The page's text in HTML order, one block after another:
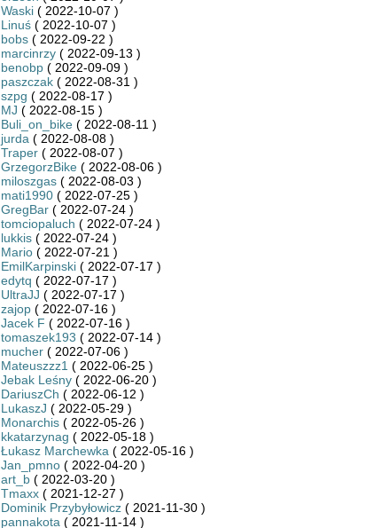
Waski( 2022-10-07 )
Linuś( 2022-10-07 )
bobs( 2022-09-22 )
marcinrzy( 2022-09-13 )
benobp( 2022-09-09 )
paszczak( 2022-08-31 )
szpg ( 2022-08-17 )
MJ ( 2022-08-15 )
Buli_on_bike( 2022-08-11 )
jurda ( 2022-08-08 )
Traper( 2022-08-07 )
GrzegorzBike( 2022-08-06 )
miloszgas( 2022-08-03 )
mati1990( 2022-07-25 )
GregBar( 2022-07-24 )
tomciopaluch ( 2022-07-24 )
lukkis( 2022-07-24 )
Mario( 2022-07-21 )
EmilKarpinski( 2022-07-17 )
edytq ( 2022-07-17 )
UltraJJ ( 2022-07-17 )
zajop( 2022-07-16 )
Jacek F ( 2022-07-16 )
tomaszek193 ( 2022-07-14 )
mucher( 2022-07-06 )
Mateuszzz1 ( 2022-06-25 )
Jebak Leśny( 2022-06-20 )
DariuszCh ( 2022-06-12 )
LukaszJ ( 2022-05-29 )
Monarchis( 2022-05-26 )
kkatarzynag ( 2022-05-18 )
Łukasz Marchewka ( 2022-05-16 )
Jan_pmno( 2022-04-20 )
art_b( 2022-03-20 )
Tmaxx( 2021-12-27 )
Dominik Przybyłowicz( 2021-11-30 )
pannakota ( 2021-11-14 )